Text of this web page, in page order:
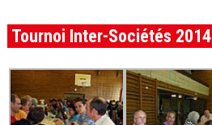
Tournoi Inter-Sociétés 2014